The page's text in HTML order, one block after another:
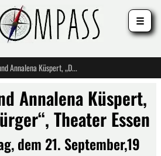
Konstantin und Annalena Küspert, „Der Reichsbürger“, Theater Essen
Annalena Küspert,
Theater Essen
dem 21. September,19
☰